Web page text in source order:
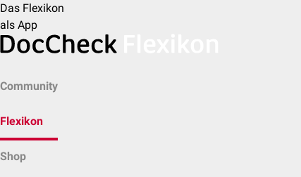
Das Flexikon
als App
Community
Flexikon
Shop